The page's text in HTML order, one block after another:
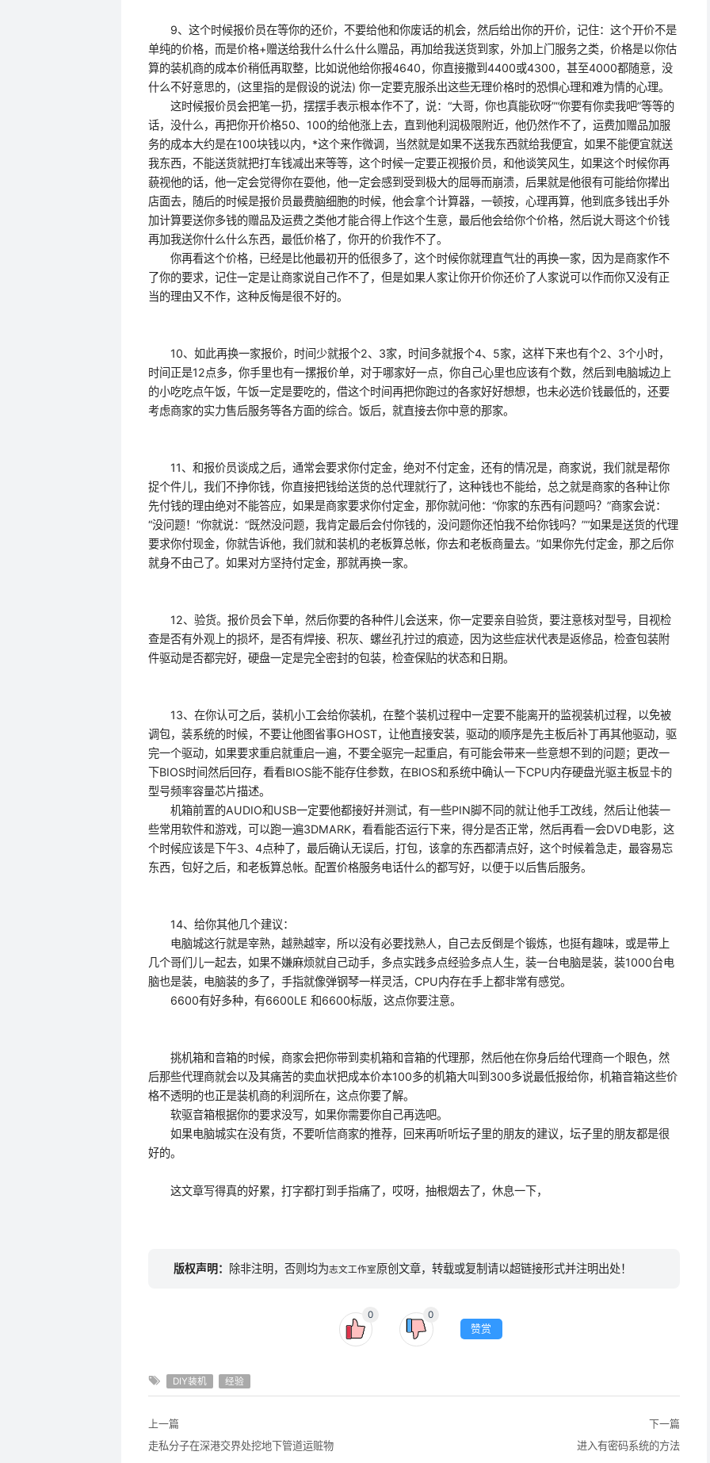
9、这个时候报价员在等你的还价，不要给他和你废话的机会，然后给出你的开价，记住：这个开价不是
单纯的价格，而是价格+赠送给我什么什么什么赠品，再加给我送货到家，外加上门服务之类，价格是以你估
算的装机商的成本价稍低再取整，比如说他给你报4640，你直接撒到4400或4300，甚至4000都随意，没
什么不好意思的，(这里指的是假设的说法) 你一定要克服杀出这些无理价格时的恐惧心理和难为情的心理。
这时候报价员会把笔一扔，摆摆手表示根本作不了，说：“大哥，你也真能砍呀”“你要有你卖我吧”等等的
话，没什么，再把你开价格50、100的给他涨上去，直到他利润极限附近，他仍然作不了，运费加赠品加服
务的成本大约是在100块钱以内，*这个来作微调，当然就是如果不送我东西就给我便宜，如果不能便宜就送
我东西，不能送货就把打车钱减出来等等，这个时候一定要正视报价员，和他谈笑风生，如果这个时候你再
藐视他的话，他一定会觉得你在耍他，他一定会感到受到极大的屈辱而崩溃，后果就是他很有可能给你撵出
店面去，随后的时候是报价员最费脑细胞的时候，他会拿个计算器，一顿按，心理再算，他到底多钱出手外
加计算要送你多钱的赠品及运费之类他才能合得上作这个生意，最后他会给你个价格，然后说大哥这个价钱
再加我送你什么什么东西，最低价格了，你开的价我作不了。
你再看这个价格，已经是比他最初开的低很多了，这个时候你就理直气壮的再换一家，因为是商家作不
了你的要求，记住一定是让商家说自己作不了，但是如果人家让你开价你还价了人家说可以作而你又没有正
当的理由又不作，这种反悔是很不好的。
10、如此再换一家报价，时间少就报个2、3家，时间多就报个4、5家，这样下来也有个2、3个小时，
时间正是12点多，你手里也有一摞报价单，对于哪家好一点，你自己心里也应该有个数，然后到电脑城边上
的小吃吃点午饭，午饭一定是要吃的，借这个时间再把你跑过的各家好好想想，也未必选价钱最低的，还要
考虑商家的实力售后服务等各方面的综合。饭后，就直接去你中意的那家。
11、和报价员谈成之后，通常会要求你付定金，绝对不付定金，还有的情况是，商家说，我们就是帮你
捉个件儿，我们不挣你钱，你直接把钱给送货的总代理就行了，这种钱也不能给，总之就是商家的各种让你
先付钱的理由绝对不能答应，如果是商家要求你付定金，那你就问他：“你家的东西有问题吗？”商家会说：
“没问题！”你就说：“既然没问题，我肯定最后会付你钱的，没问题你还怕我不给你钱吗？”“如果是送货的代理
要求你付现金，你就告诉他，我们就和装机的老板算总帐，你去和老板商量去。”如果你先付定金，那之后你
就身不由己了。如果对方坚持付定金，那就再换一家。
12、验货。报价员会下单，然后你要的各种件儿会送来，你一定要亲自验货，要注意核对型号，目视检
查是否有外观上的损坏，是否有焊接、积灰、螺丝孔拧过的痕迹，因为这些症状代表是返修品，检查包装附
件驱动是否都完好，硬盘一定是完全密封的包装，检查保贴的状态和日期。
13、在你认可之后，装机小工会给你装机，在整个装机过程中一定要不能离开的监视装机过程，以免被
调包，装系统的时候，不要让他图省事GHOST，让他直接安装，驱动的顺序是先主板后补丁再其他驱动，驱
完一个驱动，如果要求重启就重启一遍，不要全驱完一起重启，有可能会带来一些意想不到的问题；更改一
下BIOS时间然后回存，看看BIOS能不能存住参数，在BIOS和系统中确认一下CPU内存硬盘光驱主板显卡的
型号频率容量芯片描述。
机箱前置的AUDIO和USB一定要他都接好并测试，有一些PIN脚不同的就让他手工改线，然后让他装一
些常用软件和游戏，可以跑一遍3DMARK，看看能否运行下来，得分是否正常，然后再看一会DVD电影，这
个时候应该是下午3、4点种了，最后确认无误后，打包，该拿的东西都清点好，这个时候着急走，最容易忘
东西，包好之后，和老板算总帐。配置价格服务电话什么的都写好，以便于以后售后服务。
14、给你其他几个建议：
电脑城这行就是宰熟，越熟越宰，所以没有必要找熟人，自己去反倒是个锻炼，也挺有趣味，或是带上
几个哥们儿一起去，如果不嫌麻烦就自己动手，多点实践多点经验多点人生，装一台电脑是装，装1000台电
脑也是装，电脑装的多了，手指就像弹钢琴一样灵活，CPU内存在手上都非常有感觉。
6600有好多种，有6600LE 和6600标版，这点你要注意。
挑机箱和音箱的时候，商家会把你带到卖机箱和音箱的代理那，然后他在你身后给代理商一个眼色，然
后那些代理商就会以及其痛苦的卖血状把成本价本100多的机箱大叫到300多说最低报给你，机箱音箱这些价
格不透明的也正是装机商的利润所在，这点你要了解。
软驱音箱根据你的要求没写，如果你需要你自己再选吧。
如果电脑城实在没有货，不要听信商家的推荐，回来再听听坛子里的朋友的建议，坛子里的朋友都是很
好的。
这文章写得真的好累，打字都打到手指痛了，哎呀，抽根烟去了，休息一下，
版权声明： 除非注明，否则均为志文工作室原创文章，转载或复制请以超链接形式并注明出处！
0 0
赞赏
DIY装机 经验
上一篇
走私分子在深港交界处挖地下管道运赃物
下一篇
进入有密码系统的方法